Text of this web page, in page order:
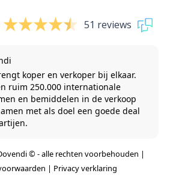
51 reviews
koper en verkoper bij elkaar.
ruim 250.000 internationale
en bemiddelen in de verkoop
met als doel een goede deal
© - alle rechten voorbehouden |
| Privacy verklaring